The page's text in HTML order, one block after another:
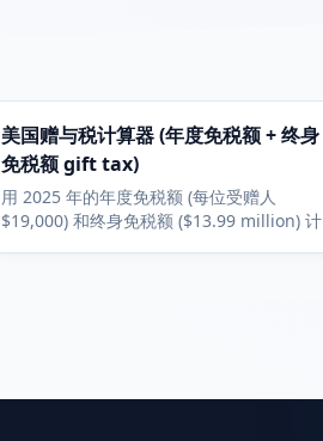
美国赠与税计算器 (年度免税额 + 终身
免税额 gift tax)
用 2025 年的年度免税额 (每位受赠人
$19,000) 和终身免税额 ($13.99 million) 计